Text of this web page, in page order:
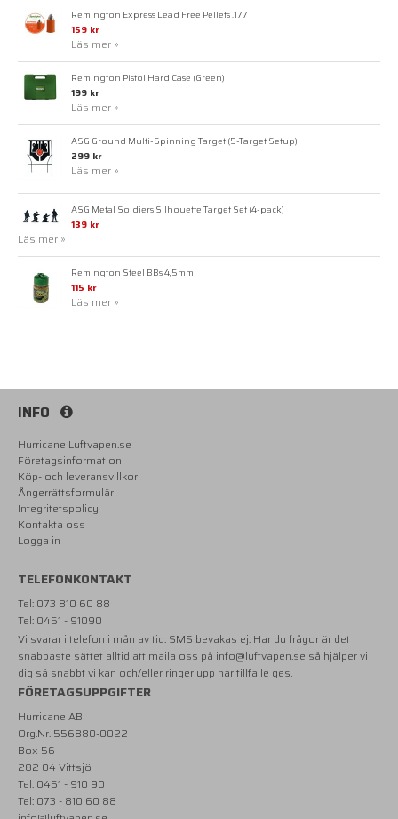
Remington Express Lead Free Pellets .177
159 kr
Läs mer »
Remington Pistol Hard Case (Green)
199 kr
Läs mer »
ASG Ground Multi-Spinning Target (5-Target Setup)
299 kr
Läs mer »
ASG Metal Soldiers Silhouette Target Set (4-pack)
139 kr
Läs mer »
Remington Steel BBs 4,5mm
115 kr
Läs mer »
INFO
Hurricane Luftvapen.se
Företagsinformation
Köp- och leveransvillkor
Ångerrättsformulär
Integritetspolicy
Kontakta oss
Logga in
TELEFONKONTAKT
Tel: 073 810 60 88
Tel: 0451 - 91090
Vi svarar i telefon i mån av tid. SMS bevakas ej. Har du frågor är det
snabbaste sättet alltid att maila oss på info@luftvapen.se så hjälper vi
dig så snabbt vi kan och/eller ringer upp när tillfälle ges.
FÖRETAGSUPPGIFTER
Hurricane AB
Org.Nr. 556880-0022
Box 56
282 04 Vittsjö
Tel: 0451 - 910 90
Tel: 073 - 810 60 88